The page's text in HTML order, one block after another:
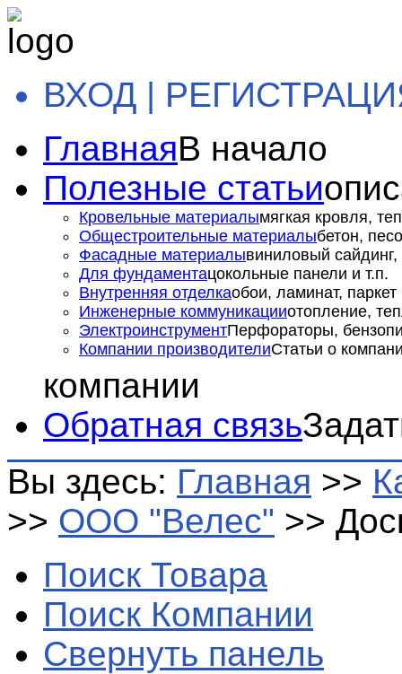
ВХОД |
ГлавнаяВ начало
Полезные статьи
Кровельные материалымягкая кровля,
Общестроительные материалыбетон,
Фасадные материалывиниловый сайдинг,
Для фундаментацокольные панели и т.п.
Внутренняя отделкаобои, ламинат, паркет
Инженерные коммуникацииотопление,
ЭлектроинструментПерфораторы,
Компании производителиСтатьи о
компании
Обратная связь
Вы здесь: Главная >>
>> ООО "Велес" >>
Поиск Товара
Поиск Компании
Свернуть панель